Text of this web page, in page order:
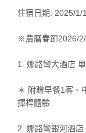
住宿日期: 2025/1/
※農曆春節2026/
1. 娜路彎大酒店
＊ 附贈早餐1客、
揮桿體驗
2. 娜路彎銀河酒